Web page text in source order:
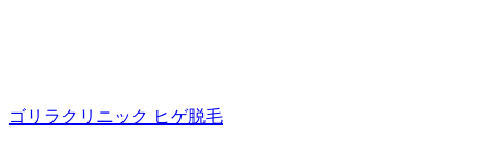
ゴリラクリニック ヒゲ脱毛